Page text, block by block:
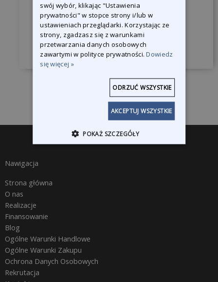
Jesteśmy do Państwa dyspozycji, żeby
odpowiedzieć na wszystkie pytania.
Skontaktuj się z nami
Nawigacja
Strona główna
O nas
Realizacje
Finansowanie
Blog
Ogólne Warunki Handlowe
Ogólne Warunki Zakupu
Ochrona Danych Osobowych
Rekrutacja
swój wybór, klikając "Ustawienia
prywatności" w stopce strony i/lub w
ustawieniach przeglądarki. Korzystając ze
strony, zgadzasz się z warunkami
przetwarzania danych osobowych
zawartymi w polityce prywatności.Dowiedz
się więcej »
AKCEPTUJ WSZYSTKIE
ODRZUĆ WSZYSTKIE
POKAŻ SZCZEGÓŁY